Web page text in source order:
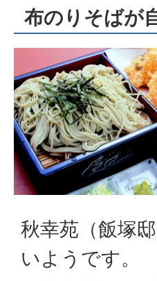
布のりそばが
秋幸苑（飯塚
いようです。